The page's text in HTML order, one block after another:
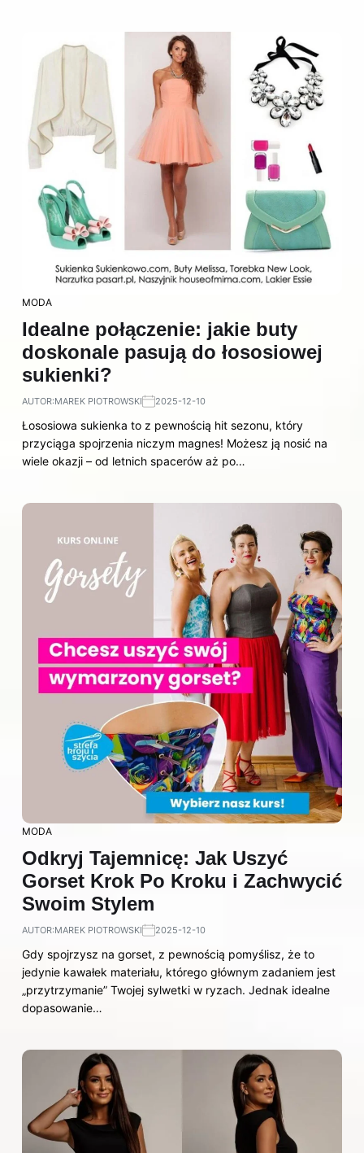
MODA
Idealne połączenie: jakie buty
doskonale pasują do łososiowej
sukienki?
AUTOR:MAREK PIOTROWSKI 2025-12-10
Łososiowa sukienka to z pewnością hit sezonu, który
przyciąga spojrzenia niczym magnes! Możesz ją nosić na
wiele okazji – od letnich spacerów aż po…
MODA
Odkryj Tajemnicę: Jak Uszyć
Gorset Krok Po Kroku i Zachwycić
Swoim Stylem
AUTOR:MAREK PIOTROWSKI 2025-12-10
Gdy spojrzysz na gorset, z pewnością pomyślisz, że to
jedynie kawałek materiału, którego głównym zadaniem jest
„przytrzymanie” Twojej sylwetki w ryzach. Jednak idealne
dopasowanie…